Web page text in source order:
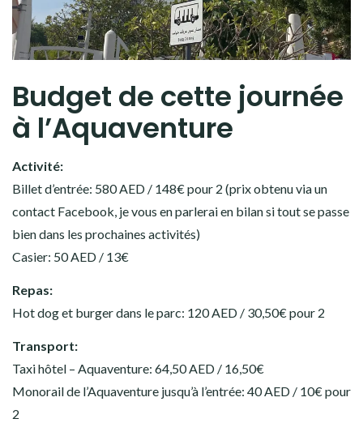
Budget de cette journée
à l’Aquaventure
Activité:
Billet d’entrée: 580 AED / 148€ pour 2 (prix obtenu via un
contact Facebook, je vous en parlerai en bilan si tout se passe
bien dans les prochaines activités)
Casier: 50 AED / 13€
Repas:
Hot dog et burger dans le parc: 120 AED / 30,50€ pour 2
Transport:
Taxi hôtel – Aquaventure: 64,50 AED / 16,50€
Monorail de l’Aquaventure jusqu’à l’entrée: 40 AED / 10€ pour
2